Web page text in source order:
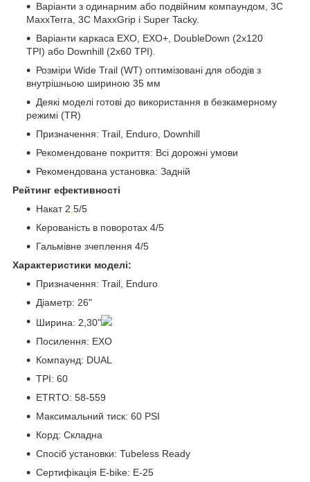
Варіанти з одинарним або подвійним компаундом, 3C
MaxxTerra, 3C MaxxGrip і Super Tacky.
Варіанти каркаса EXO, EXO+, DoubleDown (2x120
TPI) або Downhill (2x60 TPI).
Розміри Wide Trail (WT) оптимізовані для ободів з
внутрішньою шириною 35 мм
Деякі моделі готові до використання в безкамерному
режимі (TR)
Призначення: Trail, Enduro, Downhill
Рекомендоване покриття: Всі дорожні умови
Рекомендована установка: Задній
Рейтинг ефективності
Накат 2,5/5
Керованість в поворотах 4/5
Гальмівне зчеплення 4/5
Характеристики моделі:
Призначення: Trail, Enduro
Діаметр: 26"
Ширина: 2,30"
Посилення: EXO
Компаунд: DUAL
TPI: 60
ETRTO: 58-559
Максимальний тиск: 60 PSI
Корд: Складна
Спосіб установки: Tubeless Ready
Сертифікація E-bike: E-25